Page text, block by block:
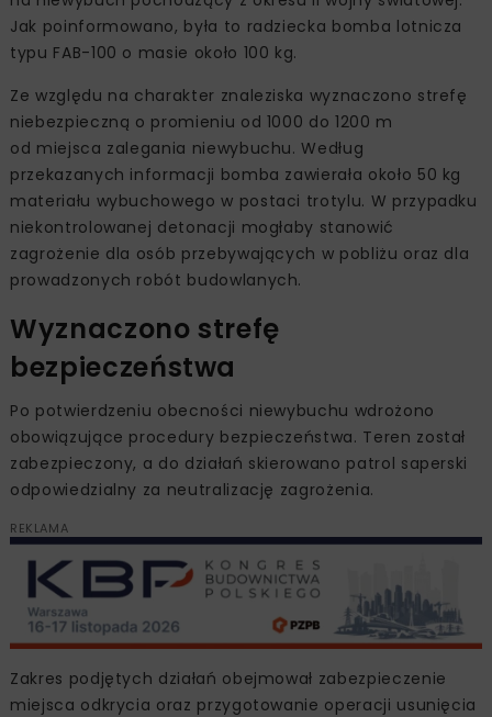
Jak poinformowano, była to radziecka bomba lotnicza
typu FAB-100 o masie około 100 kg.
Ze względu na charakter znaleziska wyznaczono strefę
niebezpieczną o promieniu od 1000 do 1200 m
od miejsca zalegania niewybuchu. Według
przekazanych informacji bomba zawierała około 50 kg
materiału wybuchowego w postaci trotylu. W przypadku
niekontrolowanej detonacji mogłaby stanowić
zagrożenie dla osób przebywających w pobliżu oraz dla
prowadzonych robót budowlanych.
Wyznaczono strefę
bezpieczeństwa
Po potwierdzeniu obecności niewybuchu wdrożono
obowiązujące procedury bezpieczeństwa. Teren został
zabezpieczony, a do działań skierowano patrol saperski
odpowiedzialny za neutralizację zagrożenia.
REKLAMA
Zakres podjętych działań obejmował zabezpieczenie
miejsca odkrycia oraz przygotowanie operacji usunięcia